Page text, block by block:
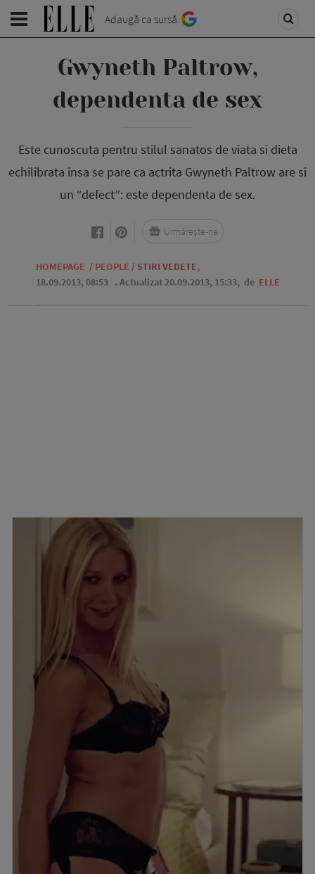
Adaugă ca sursă
Gwyneth Paltrow,
dependenta de sex
Este cunoscuta pentru stilul sanatos de viata si dieta
echilibrata insa se pare ca actrita Gwyneth Paltrow are si
un “defect”: este dependenta de sex.
HOMEPAGE / PEOPLE / STIRI VEDETE,
18.09.2013, 08:53 . Actualizat 20.09.2013, 15:33, de ELLE
Urmărește-ne